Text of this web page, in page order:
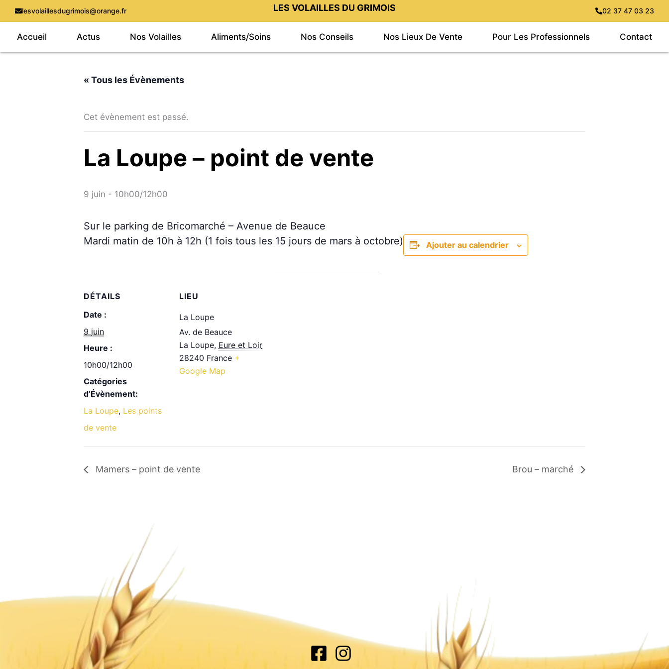
Aller
au
contenu
lesvolaillesdugrimois@orange.fr LES VOLAILLES DU GRIMOIS 02 37 47 03 23
Accueil Actus Nos Volailles Aliments/Soins Nos Conseils Nos Lieux De Vente Pour Les Professionnels Contact
« Tous les Évènements
Cet évènement est passé.
La Loupe – point de vente
9 juin - 10h00/12h00
Sur le parking de Bricomarché – Avenue de Beauce
Mardi matin de 10h à 12h (1 fois tous les 15 jours de mars à octobre)
Ajouter au calendrier
DÉTAILS
Date :
9 juin
Heure :
10h00/12h00
Catégories
d’Évènement:
La Loupe, Les points
de vente
LIEU
La Loupe
Av. de Beauce
La Loupe, Eure et Loir
28240 France +
Google Map
Mamers – point de vente Brou – marché